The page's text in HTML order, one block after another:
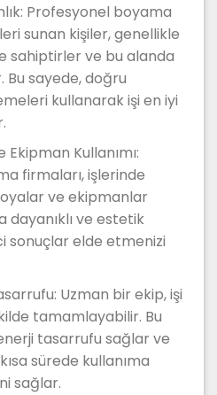
Profesyonel boyama
sunan kişiler, genellikle
sahiptirler ve bu alanda
Bu sayede, doğru
kullanarak işi en iyi
Kullanımı:
firmaları, işlerinde
ve ekipmanlar
dayanıklı ve estetik
sonuçlar elde etmenizi
Uzman bir ekip, işi
tamamlayabilir. Bu
tasarrufu sağlar ve
sürede kullanıma
sağlar.